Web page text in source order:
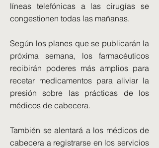
líneas telefónicas a las cirugías se
congestionen todas las mañanas.
Según los planes que se publicarán la
próxima semana, los farmacéuticos
recibirán poderes más amplios para
recetar medicamentos para aliviar la
presión sobre las prácticas de los
médicos de cabecera.
También se alentará a los médicos de
cabecera a registrarse en los servicios